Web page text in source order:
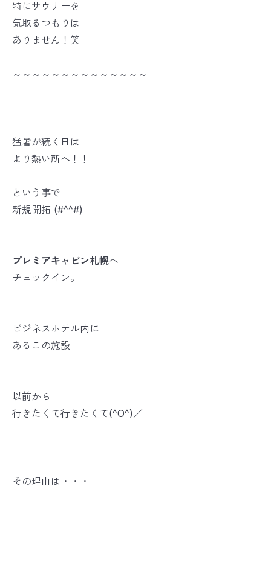
特にサウナーを
気取るつもりは
ありません！笑
～～～～～～～～～～～～～～
猛暑が続く日は
より熱い所へ！！
という事で
新規開拓 (#^^#)
プレミアキャビン札幌へ
チェックイン。
ビジネスホテル内に
あるこの施設
以前から
行きたくて行きたくて(^O^)／
その理由は・・・